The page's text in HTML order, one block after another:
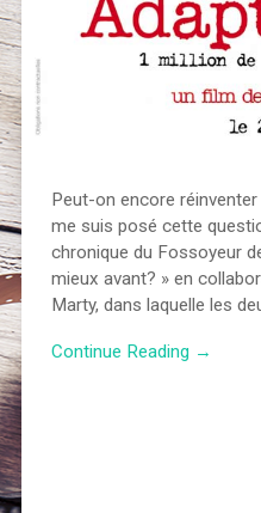
Peut-on encore réinventer
me suis posé cette
chronique du Fossoyeur
mieux avant? » en
Marty, dans laquelle les
Continue Reading →